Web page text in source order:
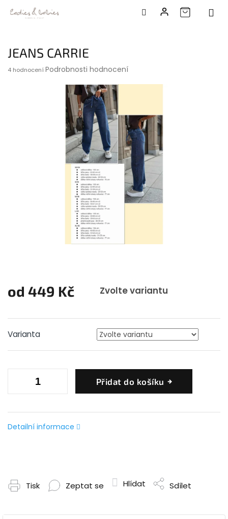
obsah
JEANS CARRIE
Průměrné
4 hodnocení Podrobnosti hodnocení
od 449 Kč Zvolte variantu
cena:
Varianta
Přidat do košíku
Detailní informace
Tisk Zeptat se Hlídat Sdílet